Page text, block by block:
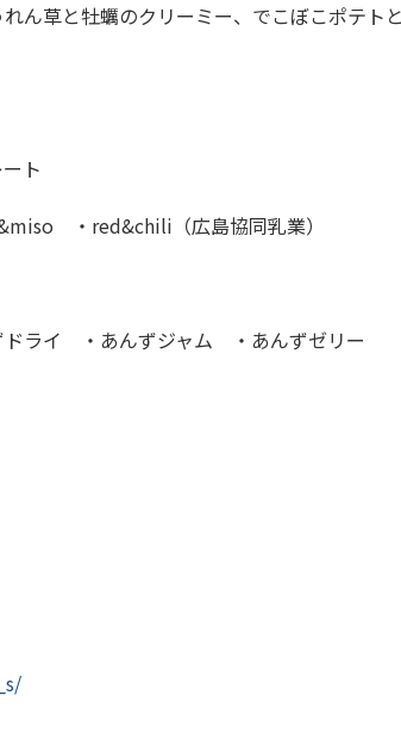
ん草と牡蠣のクリーミー、でこぼこポテト
ト
・ red&chili （広島協同乳業）
ライ ・あんずジャム ・あんずゼリー